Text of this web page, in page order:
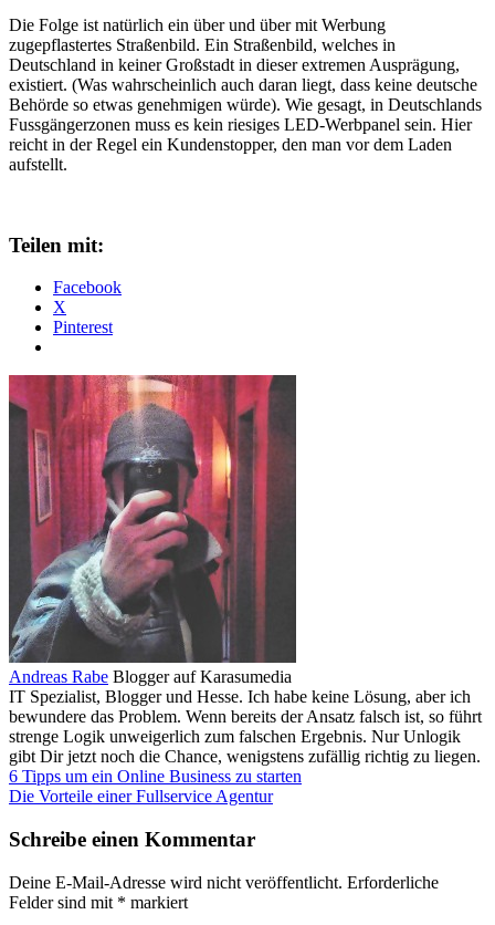
Die Folge ist natürlich ein über und über mit Werbung
zugepflastertes Straßenbild. Ein Straßenbild, welches in
Deutschland in keiner Großstadt in dieser extremen Ausprägung,
existiert. (Was wahrscheinlich auch daran liegt, dass keine deutsche
Behörde so etwas genehmigen würde). Wie gesagt, in Deutschlands
Fussgängerzonen muss es kein riesiges LED-Werbpanel sein. Hier
reicht in der Regel ein Kundenstopper, den man vor dem Laden
aufstellt.
Teilen mit:
Facebook
X
Pinterest
Andreas Rabe Blogger auf Karasumedia
IT Spezialist, Blogger und Hesse. Ich habe keine Lösung, aber ich
bewundere das Problem. Wenn bereits der Ansatz falsch ist, so führt
strenge Logik unweigerlich zum falschen Ergebnis. Nur Unlogik
gibt Dir jetzt noch die Chance, wenigstens zufällig richtig zu liegen.
6 Tipps um ein Online Business zu starten
Die Vorteile einer Fullservice Agentur
Schreibe einen Kommentar
Deine E-Mail-Adresse wird nicht veröffentlicht. Erforderliche
Felder sind mit * markiert